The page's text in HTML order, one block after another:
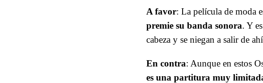
A favor: La película de moda
premie su banda sonora. Y
cabeza y se niegan a salir de
En contra: Aunque en estos
es una partitura muy